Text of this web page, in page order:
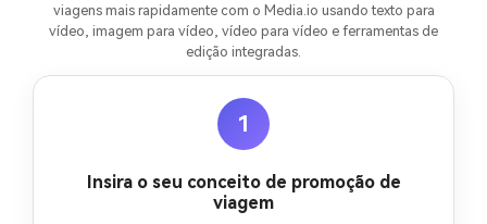
viagens mais rapidamente com o Media.io usando texto para
vídeo, imagem para vídeo, vídeo para vídeo e ferramentas de
edição integradas.
1
Insira o seu conceito de promoção de
viagem